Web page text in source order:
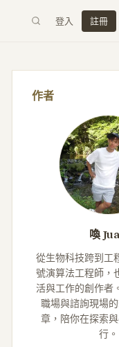
登入 註冊
作者
喚
從生物科技跨到工
號演算法工程師，
活與工作的創作者
職場與諮詢現場
章，陪你在探索
行。